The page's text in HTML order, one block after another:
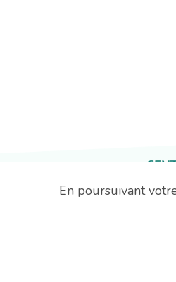
En poursuivant